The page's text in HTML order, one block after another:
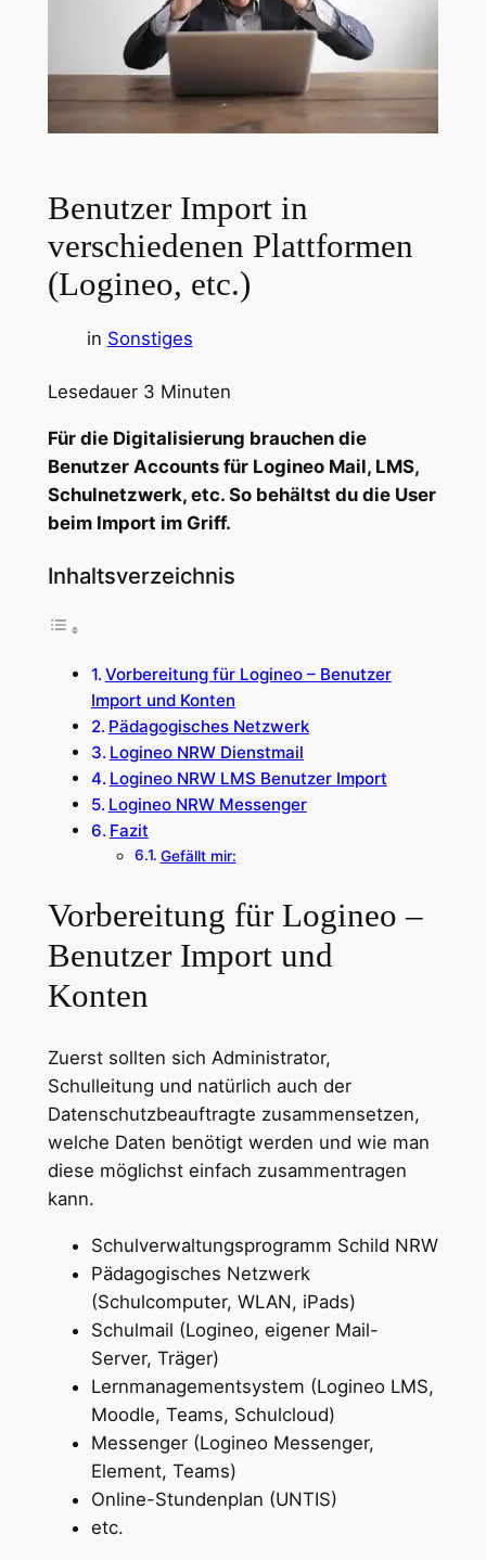
Benutzer Import in
verschiedenen Plattformen
(Logineo, etc.)
in Sonstiges
Lesedauer 3 Minuten
Für die Digitalisierung brauchen die
Benutzer Accounts für Logineo Mail, LMS,
Schulnetzwerk, etc. So behältst du die User
beim Import im Griff.
Inhaltsverzeichnis
Vorbereitung für Logineo – Benutzer
Import und Konten
Pädagogisches Netzwerk
Logineo NRW Dienstmail
Logineo NRW LMS Benutzer Import
Logineo NRW Messenger
Fazit
Gefällt mir:
Vorbereitung für Logineo –
Benutzer Import und
Konten
Zuerst sollten sich Administrator,
Schulleitung und natürlich auch der
Datenschutzbeauftragte zusammensetzen,
welche Daten benötigt werden und wie man
diese möglichst einfach zusammentragen
kann.
Schulverwaltungsprogramm Schild NRW
Pädagogisches Netzwerk
(Schulcomputer, WLAN, iPads)
Schulmail (Logineo, eigener Mail-
Server, Träger)
Lernmanagementsystem (Logineo LMS,
Moodle, Teams, Schulcloud)
Messenger (Logineo Messenger,
Element, Teams)
Online-Stundenplan (UNTIS)
etc.